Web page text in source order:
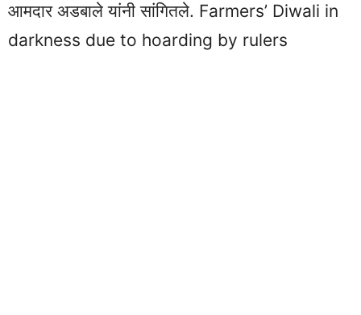
आमदार अडबाले यांनी सांगितले. Farmers’ Diwali in
darkness due to hoarding by rulers